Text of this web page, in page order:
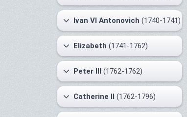
Ivan VI Antonovich (1740-1741)
Elizabeth (1741-1762)
Peter III (1762-1762)
Catherine II (1762-1796)